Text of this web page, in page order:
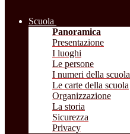
Scuola
Panoramica
Presentazione
I luoghi
Le persone
I numeri della scuola
Le carte della scuola
Organizzazione
La storia
Sicurezza
Privacy